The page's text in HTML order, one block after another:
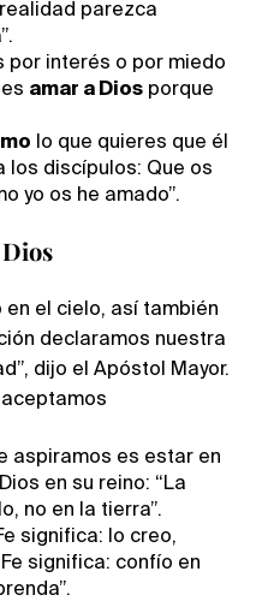
parezca
por interés o por miedo
amar a Dios porque
lo que quieres que él
los discípulos: Que os
yo os he amado”.
en el cielo, así también
declaramos nuestra
dijo el Apóstol Mayor.
aspiramos es estar en
en su reino: “La
no en la tierra”.
significa: lo creo,
significa: confío en